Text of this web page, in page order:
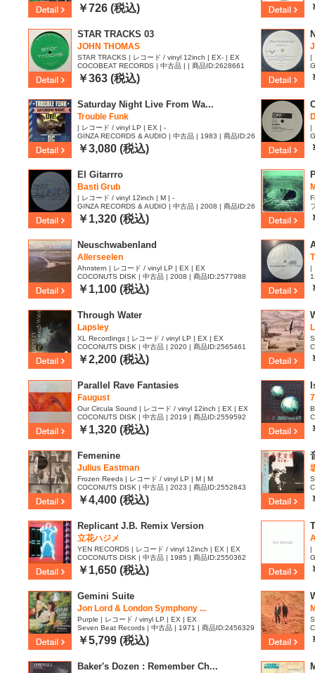
89
￥726 (税込)
STAR TRACKS 03
JOHN THOMAS
STAR TRACKS | レコード / vinyl 12inch | EX- | EX
COCOBEAT RECORDS | 中古品 | | 商品ID:2628661
￥363 (税込)
|
Saturday Night Live From Wa...
Trouble Funk
| レコード / vinyl LP | EX | -
GINZA RECORDS & AUDIO | 中古品 | 1983 | 商品ID:26
15061
￥3,080 (税込)
|
El Gitarrro
Basti Grub
| レコード / vinyl 12inch | M | -
GINZA RECORDS & AUDIO | 中古品 | 2008 | 商品ID:26
13905
￥1,320 (税込)
Neuschwabenland
Allerseelen
Ahnstern | レコード / vinyl LP | EX | EX
COCONUTS DISK | 中古品 | 2008 | 商品ID:2577988
￥1,100 (税込)
|
Through Water
Lapsley
XL Recordings | レコード / vinyl LP | EX | EX
COCONUTS DISK | 中古品 | 2020 | 商品ID:2565461
￥2,200 (税込)
Parallel Rave Fantasies
Faugust
Our Circula Sound | レコード / vinyl 12inch | EX | EX
COCONUTS DISK | 中古品 | 2019 | 商品ID:2559592
￥1,320 (税込)
Femenine
Julius Eastman
Frozen Reeds | レコード / vinyl LP | M | M
COCONUTS DISK | 中古品 | 2023 | 商品ID:2552843
￥4,400 (税込)
Replicant J.B. Remix Version
立花ハジメ
YEN RECORDS | レコード / vinyl 12inch | EX | EX
COCONUTS DISK | 中古品 | 1985 | 商品ID:2550362
￥1,650 (税込)
|
Gemini Suite
Jon Lord & London Symphony ...
Purple | レコード / vinyl LP | EX | EX
Seven Beat Records | 中古品 | 1971 | 商品ID:2456329
￥5,799 (税込)
Baker's Dozen : Remember Ch...